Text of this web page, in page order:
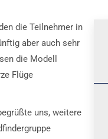
die Teilnehmer in
aber auch sehr
die Modell
Flüge
uns, weitere